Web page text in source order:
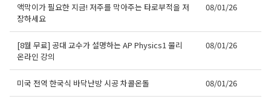
액막이가 필요한 지금! 저주를 막아주는 타로부적을 저
장하세요
08/01/26
[8월 무료] 공대 교수가 설명하는 AP Physics1 물리
온라인 강의
08/01/26
미국 전역 한국식 바닥난방 시공 차콜온돌 08/01/26